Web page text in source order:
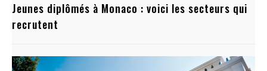
Jeunes diplômés à Monaco : voici les secteurs qui
recrutent